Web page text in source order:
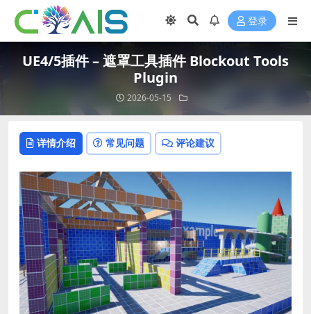
登录
UE4/5插件 – 遮罩工具插件 Blockout Tools
Plugin
2026-05-15
详情介绍 常见问题 评论建议